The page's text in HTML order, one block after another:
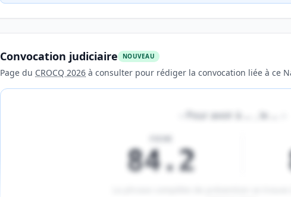
Convocation judiciaire NOUVEAU
Page du CROCQ 2026 à consulter pour rédiger la convocation liée à ce
Pour avoir à , le
84.2